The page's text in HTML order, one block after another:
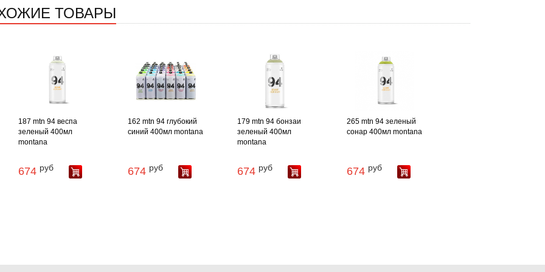
ТОВАРЫ
187 mtn 94 веспа
зеленый 400мл
montana
674 руб
162 mtn 94 глубокий
синий 400мл montana
674 руб
179 mtn 94 бонзаи
зеленый 400мл
montana
674 руб
265 mtn 94 зеленый
сонар 400мл montana
674 руб